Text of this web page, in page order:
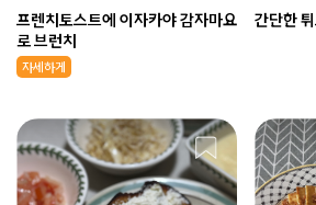
프렌치토스트에 이자카야 감자마요
로 브런치
자세하게
간단한